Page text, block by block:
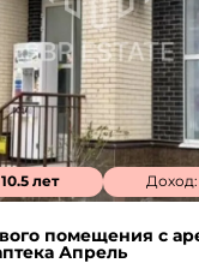
10.5 лет Доход:
помещения с
Апрель